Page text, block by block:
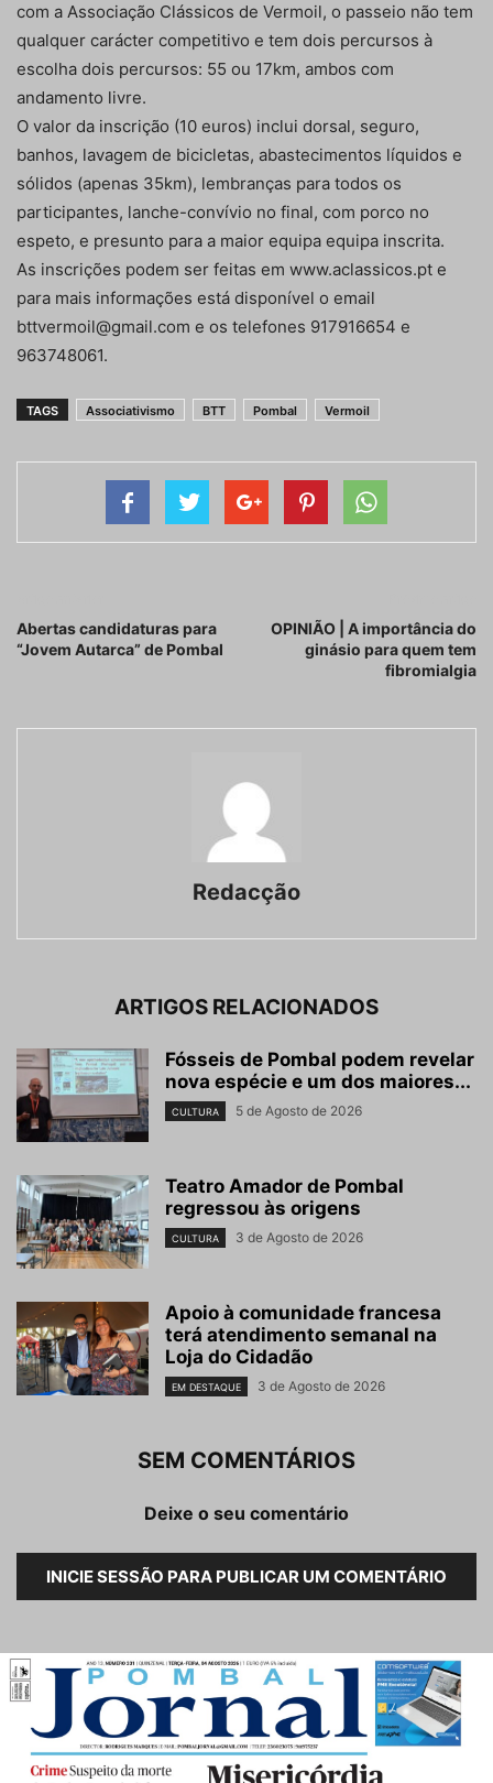
com a Associação Clássicos de Vermoil, o passeio não tem
qualquer carácter competitivo e tem dois percursos à
escolha dois percursos: 55 ou 17km, ambos com
andamento livre.
O valor da inscrição (10 euros) inclui dorsal, seguro,
banhos, lavagem de bicicletas, abastecimentos líquidos e
sólidos (apenas 35km), lembranças para todos os
participantes, lanche-convívio no final, com porco no
espeto, e presunto para a maior equipa equipa inscrita.
As inscrições podem ser feitas em www.aclassicos.pt e
para mais informações está disponível o email
bttvermoil@gmail.com e os telefones 917916654 e
963748061.
TAGS Associativismo BTT Pombal Vermoil
Abertas candidaturas para
“Jovem Autarca” de Pombal
OPINIÃO | A importância do
ginásio para quem tem
fibromialgia
Redacção
ARTIGOS RELACIONADOS
Fósseis de Pombal podem revelar
nova espécie e um dos maiores...
CULTURA 5 de Agosto de 2026
Teatro Amador de Pombal
regressou às origens
CULTURA 3 de Agosto de 2026
Apoio à comunidade francesa
terá atendimento semanal na
Loja do Cidadão
EM DESTAQUE 3 de Agosto de 2026
SEM COMENTÁRIOS
Deixe o seu comentário
INICIE SESSÃO PARA PUBLICAR UM COMENTÁRIO